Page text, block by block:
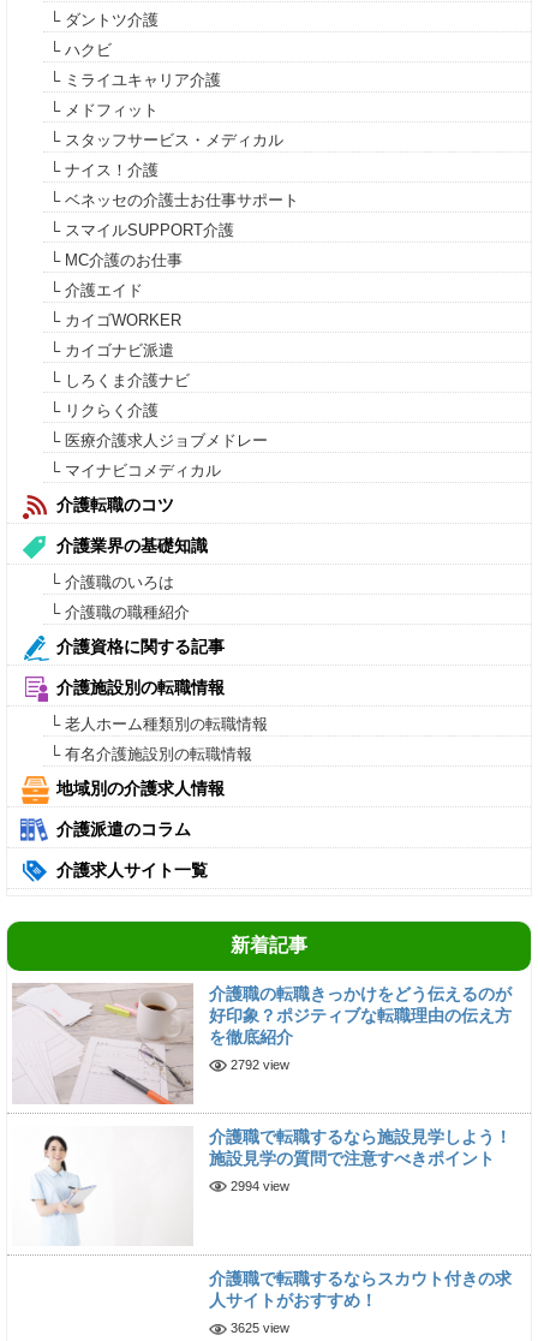
└ ダントツ介護
└ ハクビ
└ ミライユキャリア介護
└ メドフィット
└ スタッフサービス・メディカル
└ ナイス！介護
└ ベネッセの介護士お仕事サポート
└ スマイルSUPPORT介護
└ MC介護のお仕事
└ 介護エイド
└ カイゴWORKER
└ カイゴナビ派遣
└ しろくま介護ナビ
└ リクらく介護
└ 医療介護求人ジョブメドレー
└ マイナビコメディカル
介護転職のコツ
介護業界の基礎知識
└ 介護職のいろは
└ 介護職の職種紹介
介護資格に関する記事
介護施設別の転職情報
└ 老人ホーム種類別の転職情報
└ 有名介護施設別の転職情報
地域別の介護求人情報
介護派遣のコラム
介護求人サイト一覧
新着記事
介護職の転職きっかけをどう伝えるのが
好印象？ポジティブな転職理由の伝え方
を徹底紹介
2792 view
介護職で転職するなら施設見学しよう！
施設見学の質問で注意すべきポイント
2994 view
介護職で転職するならスカウト付きの求
人サイトがおすすめ！
3625 view